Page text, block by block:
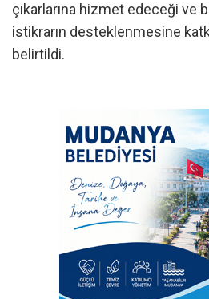
çıkarlarına hizmet edeceği ve
istikrarın desteklenmesine
belirtildi.